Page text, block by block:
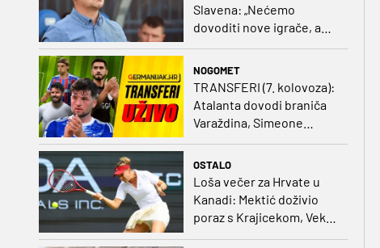
Slavena: „Nećemo
dovoditi nove igrače, a
prodaji ćemo razmisliti
NOGOMET
TRANSFERI (7. kolovoza):
Atalanta dovodi braniča
Varaždina, Simeone
OSTALO
Loša večer za Hrvate u
Kanadi: Mektić doživio
poraz s Krajicekom, Vekić